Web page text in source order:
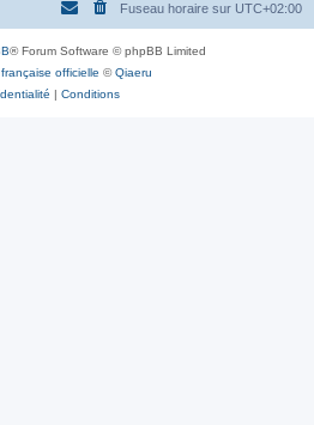
c
Fuseau horaire sur UTC+02:00
® Forum Software © phpBB Limited
officielle ©Qiaeru
| Conditions